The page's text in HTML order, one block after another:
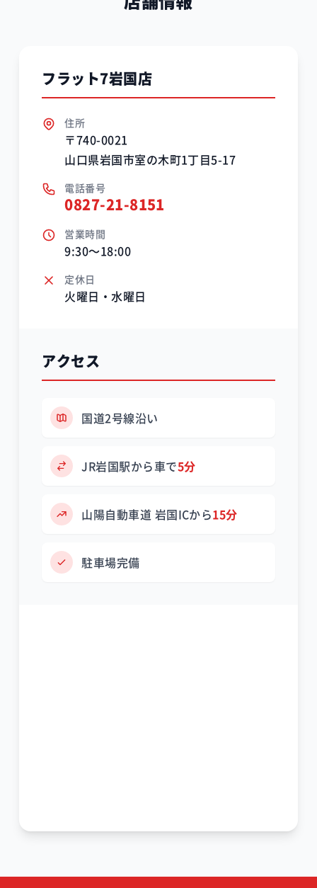
フラット7岩国店
住所
〒740-0021
山口県岩国市室の木町1丁目5-17
電話番号
0827-21-8151
営業時間
9:30～18:00
定休日
火曜日・水曜日
アクセス
国道2号線沿い
JR岩国駅から車で5分
山陽自動車道 岩国ICから15分
駐車場完備